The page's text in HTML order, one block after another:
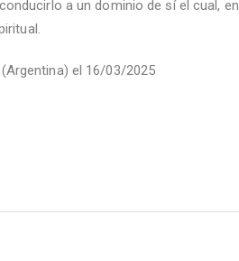
a un dominio de sí el cual, en
el 16/03/2025